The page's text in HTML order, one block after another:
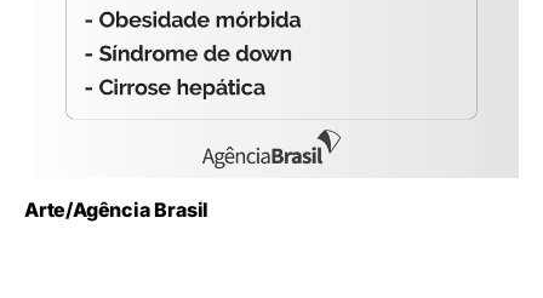
Arte/Agência Brasil